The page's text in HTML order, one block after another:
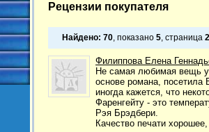
Рецензии покупателя
Найдено: 70, показано 5, страница 2
Филиппова Елена
Не самая любимая вещь у
основе романа,
иногда кажется, что
Фаренгейту - это
Рэя Брэдбери.
Качество печати